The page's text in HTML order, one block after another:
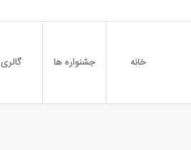
خانه جشنواره ها گالری